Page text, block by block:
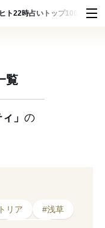
ト22時占い トップ100 スナッ
覧
」 の
リア
#浅草